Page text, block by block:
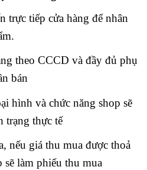
trực tiếp cửa hàng để nhân
theo CCCD và đầy đủ phụ
bán
hình và chức năng shop sẽ
trạng thực tế
nếu giá thu mua được thoả
sẽ làm phiếu thu mua